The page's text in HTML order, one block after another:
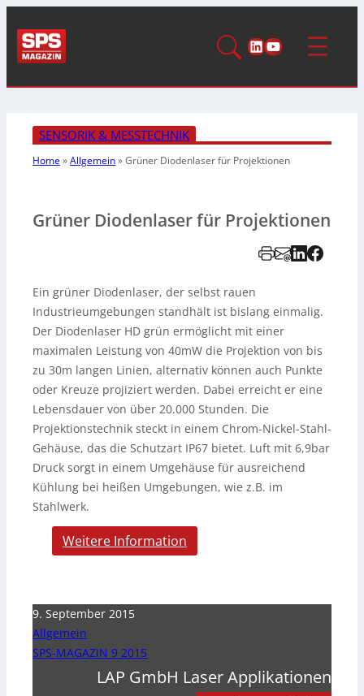
LinkedIn
YouTube
SENSORIK & MESSTECHNIK
Home»Allgemein»Grüner Diodenlaser für Projektionen
Grüner Diodenlaser für Projektionen
Ein grüner Diodenlaser, der selbst rauen
Industrieumgebungen standhält ist bislang einmalig.
Der Diodenlaser HD grün ermöglicht mit einer
maximalen Leistung von 40mW die Projektion von bis
zu 30m langen Linien, alternativ können auch Punkte
oder Kreuze projiziert werden. Dabei erreicht er eine
Lebensdauer von über 20.000 Stunden. Die
Projektionstechnik steckt in einem Chrom-Nickel-Stahl-
Gehäuse, das die Schutzart IP67 bietet. Luft mit 6,9bar
Druck sorgt in einem Umgehäuse für ausreichend
Kühlung bei heißen Umgebungen, wie z.B. im
Stahlwerk.
Weitere Information
9. September 2015
Allgemein
SPS-MAGAZIN 9 2015
LAP GmbH Laser Applikationen